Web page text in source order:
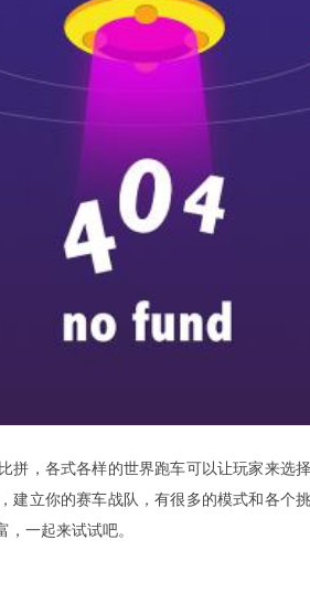
拼，各式各样的世界跑车可以让玩家来选
建立你的赛车战队，有很多的模式和各个
一起来试试吧。